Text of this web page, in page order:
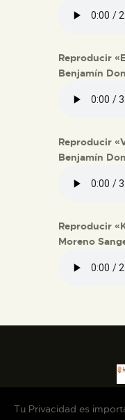
Reproducir
Benjamín
Reproducir
Benjamín
Reproducir
Moreno
Tu Privacidad es